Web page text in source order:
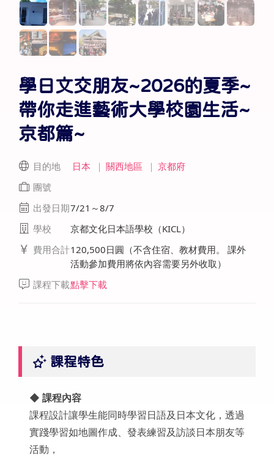
學日文交朋友~2026的夏季~
帶你走進藝術大學校園生活~
京都篇~
目的地 日本 ｜ 關西地區 ｜ 京都府
團號
出發日期7/21～8/7
學校
京都文化日本語學校（KICL）
費用合計120,500日圓（不含住宿、教材費用。 課外
活動參加費用將依內容需要另外收取）
課程下載點擊下載
課程特色
◆ 課程內容
課程設計讓學生能同時學習日語及日本文化，透過
實踐學習如地圖作成、發表練習及訪談日本朋友等
活動，